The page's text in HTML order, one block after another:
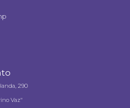
290
Vaz"